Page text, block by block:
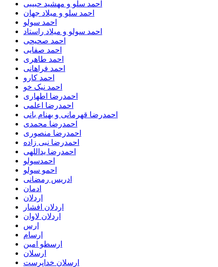
احمد سلو و مهشید حبیبی
احمد سلو و میلاد جهان
احمد سولو
احمد سولو و میلاد راستاد
احمد صحیحی
احمد صفایی
احمد طاهری
احمد فراهانی
احمد کارو
احمد نیک خو
احمدرضا اطهاری
احمدرضا اعلمی
احمدرضا قهرمانی و بهنام بانی
احمدرضا محمدی
احمدرضا منصوری
احمدرضا نبی زاده
احمدرضا یداللهی
احمدسولو
احمو سولو
ادریس رمضانی
ادمان
اردلان
اردلان افشار
اردلان لاوان
ارس
ارسام
ارسطو امین
ارسلان
ارسلان خداپرست